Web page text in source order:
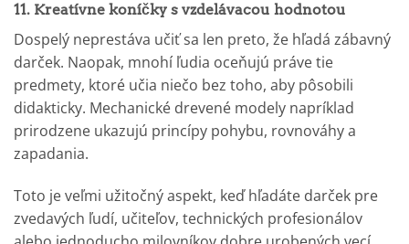
11. Kreatívne koníčky s vzdelávacou hodnotou
Dospelý neprestáva učiť sa len preto, že hľadá zábavný
darček. Naopak, mnohí ľudia oceňujú práve tie
predmety, ktoré učia niečo bez toho, aby pôsobili
didakticky. Mechanické drevené modely napríklad
prirodzene ukazujú princípy pohybu, rovnováhy a
zapadania.
Toto je veľmi užitočný aspekt, keď hľadáte darček pre
zvedavých ľudí, učiteľov, technických profesionálov